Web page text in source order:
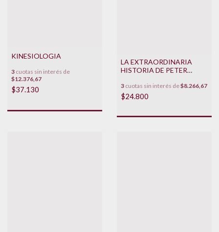
KINESIOLOGIA
3 cuotas sin interés de
$12.376,67
$37.130
LA EXTRAORDINARIA
HISTORIA DE PETER
3 cuotas sin interés de$8.266,67
$24.800